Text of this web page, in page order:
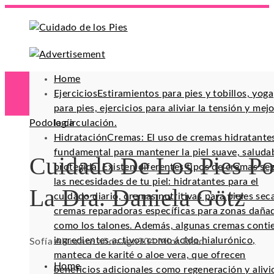
Home
EjerciciosEstiramientos para pies y tobillos, yoga
para pies, ejercicios para aliviar la tensión y
la circulación.
HidrataciónCremas: El uso de cremas
fundamental para mantener la piel suave,
protegida. Existen diferentes tipos de cremas
las necesidades de tu piel: hidratantes para el
cuidado diario, cremas nutritivas para pieles
cremas reparadoras específicas para zonas
como los talones. Además, algunas cremas
ingredientes activos como ácido hialurónico,
manteca de karité o aloe vera, que ofrecen
beneficios adicionales como regeneración y
Podología
Cuidado De Los Pies
La Dra. Daniela Götz
Sofía Alencar6 años ago904 Mins Read
Home